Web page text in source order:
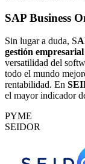
SAP Business
Sin lugar a duda, S
gestión
versatilidad del
todo el mundo
rentabilidad. En
el mayor indicador
PYME
SEIDOR